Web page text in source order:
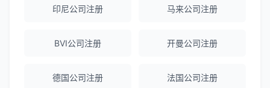
海外公司注册服务非常专业，顾问响应迅
越南公司注册全程指导，文件准备非常专
印尼公司注册 马来公司注册
BVI公司注册 开曼公司注册
德国公司注册 法国公司注册